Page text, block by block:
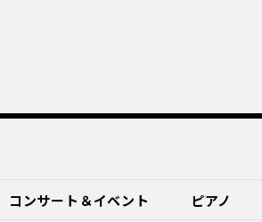
コンサート＆イベント ピアノ